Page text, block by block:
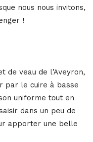
nous nous invitons,
!
de veau de l’Aveyron,
par le cuire à basse
uniforme tout en
dans un peu de
apporter une belle